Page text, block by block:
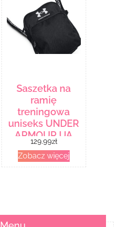
Saszetka na
ramię
treningowa
uniseks UNDER
ARMOUR UA
Loudon
Crossbody
129.99zł
Zobacz więcej